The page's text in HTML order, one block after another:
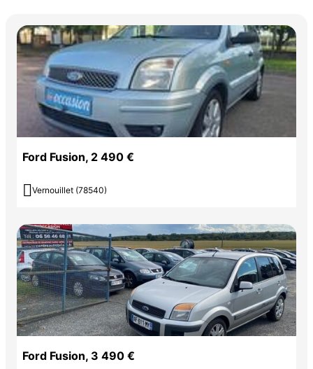
Ford Fusion, 2 490 €
 Vernouillet (78540)
Ford Fusion, 3 490 €